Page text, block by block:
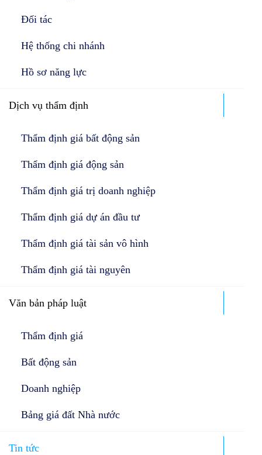
Đối tác
Hệ thống chi nhánh
Hồ sơ năng lực
Dịch vụ thẩm định
Thẩm định giá bất động sản
Thẩm định giá động sản
Thẩm định giá trị doanh nghiệp
Thẩm định giá dự án đầu tư
Thẩm định giá tài sản vô hình
Thẩm định giá tài nguyên
Văn bản pháp luật
Thẩm định giá
Bất động sản
Doanh nghiệp
Bảng giá đất Nhà nước
Tin tức